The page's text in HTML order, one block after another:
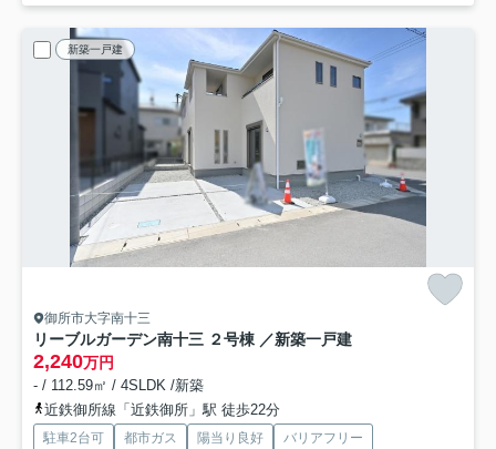
新築一戸建
御所市大字南十三
リーブルガーデン南十三 ２号棟 ／新築一戸建
2,240万円
- / 112.59㎡ / 4SLDK /新築
近鉄御所線「近鉄御所」駅 徒歩22分
駐車2台可 都市ガス 陽当り良好
バリアフリー